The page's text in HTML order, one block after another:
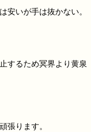
安いが手は抜かない。
するため冥界より黄泉
張ります。